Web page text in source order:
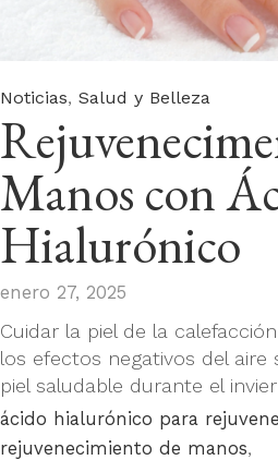
Category
Noticias, Salud y Belleza
Manos con
Hialurónico
enero 27, 2025
Cuidar la piel de la
los efectos negativos del
piel saludable durante el
Tags
ácido hialurónico para
rejuvenecimiento de manos,